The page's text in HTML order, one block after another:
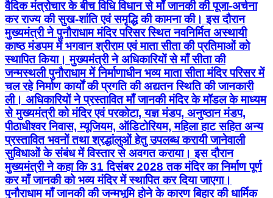
वैदिक मंत्रोचार के बीच विधि विधान से माँ जानकी की पूजा-अर्चना
कर राज्य की सुख-शांति एवं समृद्धि की कामना की। इस दौरान
मुख्यमंत्री ने पुनौराधाम मंदिर परिसर स्थित नवनिर्मित अस्थायी
काष्ठ मंडपम में भगवान श्रीराम एवं माता सीता की प्रतिमाओं को
स्थापित किया। मुख्यमंत्री ने अधिकारियों से माँ सीता की
जन्मस्थली पुनौराधाम में निर्माणाधीन भव्य माता सीता मंदिर परिसर में
चल रहे निर्माण कार्यों की प्रगति की अद्यतन स्थिति की जानकारी
ली। अधिकारियों ने प्रस्तावित माँ जानकी मंदिर के मॉडल के माध्यम
से मुख्यमंत्री को मंदिर एवं परकोटा, यज्ञ मंडप, अनुष्ठान मंडप,
पीठाधीश्वर निवास, म्यूजियम, ऑडिटोरियम, महिला हाट सहित अन्य
प्रस्तावित भवनों तथा श्रद्धांलुओं हेतु उपलब्ध करायी जानेवाली
सुविधाओं के संबंध में विस्तार से अवगत कराया। इस दौरान
मुख्यमंत्री ने कहा कि 31 दिसंबर 2028 तक मंदिर का निर्माण पूर्ण
कर माँ जानकी को भव्य मंदिर में स्थापित कर दिया जाएगा।
पुनौराधाम माँ जानकी की जन्मभूमि होने के कारण बिहार की धार्मिक